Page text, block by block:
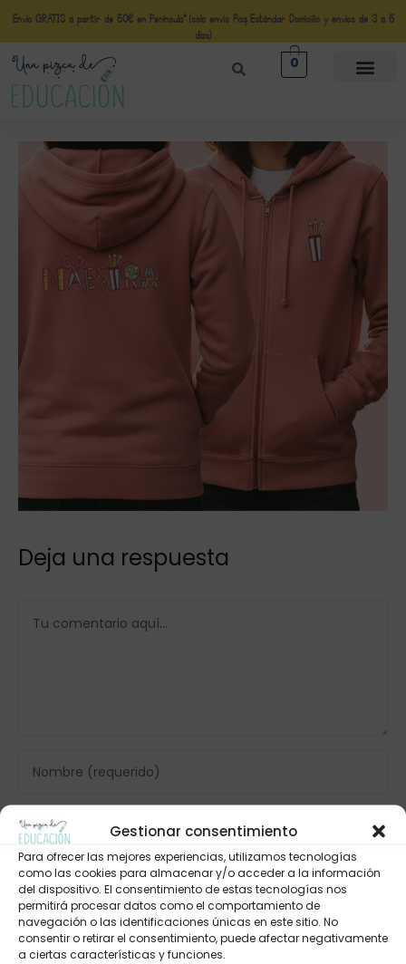
Gestionar consentimiento
Para ofrecer las mejores experiencias, utilizamos tecnologías
como las cookies para almacenar y/o acceder a la información
del dispositivo. El consentimiento de estas tecnologías nos
permitirá procesar datos como el comportamiento de
navegación o las identificaciones únicas en este sitio. No
consentir o retirar el consentimiento, puede afectar negativamente
a ciertas características y funciones.
Envío GRATIS a partir de 50€ en Península* (solo envio Paq Estándar Domicilio y envíos de 3 a 5
días)
0
Deja una respuesta